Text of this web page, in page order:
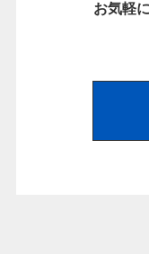
お気軽